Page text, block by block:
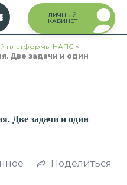
ЛИЧНЫЙ
КАБИНЕТ
платформы НАПС »
Две задачи и один
Две задачи и один
Поделиться